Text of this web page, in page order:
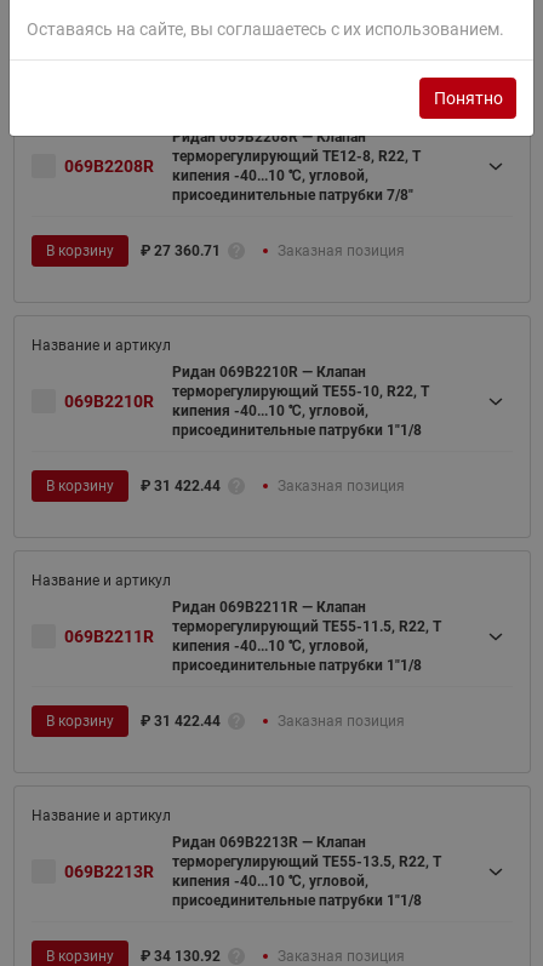
069B2208R
Ридан 069B2208R — Клапан
терморегулирующий TE12-8, R22, T
кипения -40...10 ℃, угловой,
присоединительные патрубки 7/8"
В корзину ₽ 27 360.71 Заказная позиция
069B2210R
Ридан 069B2210R — Клапан
терморегулирующий TE55-10, R22, T
кипения -40...10 ℃, угловой,
присоединительные патрубки 1"1/8
В корзину ₽ 31 422.44 Заказная позиция
069B2211R
Ридан 069B2211R — Клапан
терморегулирующий TE55-11.5, R22, T
кипения -40...10 ℃, угловой,
присоединительные патрубки 1"1/8
В корзину ₽ 31 422.44 Заказная позиция
069B2213R
Ридан 069B2213R — Клапан
терморегулирующий TE55-13.5, R22, T
кипения -40...10 ℃, угловой,
присоединительные патрубки 1"1/8
В корзину ₽ 34 130.92 Заказная позиция
Оставаясь на сайте, вы соглашаетесь с их использованием.
Понятно